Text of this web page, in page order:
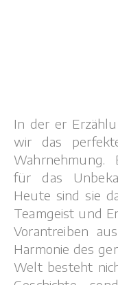
In der er
wir das
Wahrnehmung.
für das
Heute sind sie
Teamgeist und
Vorantreiben
Harmonie des
Welt besteht